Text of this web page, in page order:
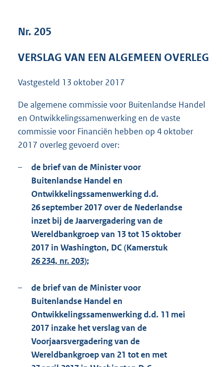
:
b
Nr. 205
VERSLAG VAN EEN ALGEMEEN OVERLEG
Vastgesteld 13 oktober 2017
De algemene commissie voor Buitenlandse Handel
en Ontwikkelingssamenwerking en de vaste
commissie voor Financiën hebben op 4 oktober
2017 overleg gevoerd over:
–
de brief van de Minister voor
Buitenlandse Handel en
Ontwikkelingssamenwerking d.d.
26 september 2017 over de Nederlandse
inzet bij de Jaarvergadering van de
Wereldbankgroep van 13 tot 15 oktober
2017 in Washington, DC (Kamerstuk
26 234, nr. 203);
–
de brief van de Minister voor
Buitenlandse Handel en
Ontwikkelingssamenwerking d.d. 11 mei
2017 inzake het verslag van de
Voorjaarsvergadering van de
Wereldbankgroep van 21 tot en met